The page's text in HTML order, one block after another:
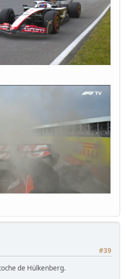
#39
de Hülkenberg.